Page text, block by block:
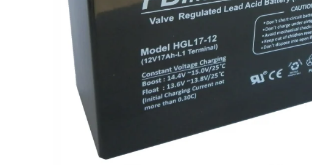
Incarcatoare acumulatori
Panouri fotovoltaice si accesorii
Panouri fotovoltaice
Sisteme prindere panouri